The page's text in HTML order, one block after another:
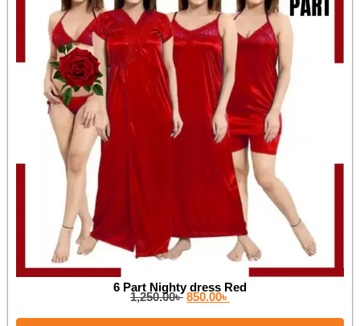
6 Part Nighty dress Red
1,250.00৳ 850.00৳